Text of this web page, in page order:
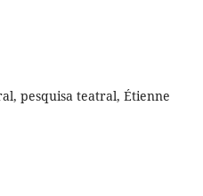
pesquisa teatral, Étienne